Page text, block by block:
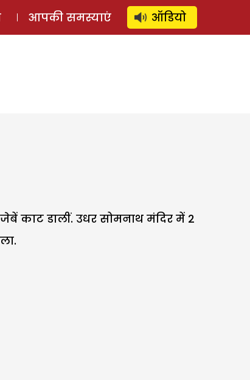
लॉग इन ⚲ SUBSCRIBE
आपकी समस्याएं ऑडियो
काट डालीं. उधर सोमनाथ मंदिर में 2